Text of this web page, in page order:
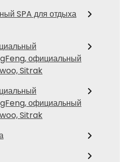
SPA для отдыха
официальный
Sitrak
официальный
Sitrak